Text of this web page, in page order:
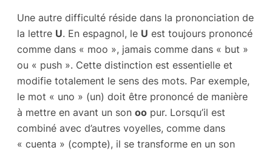
Une autre difficulté réside dans la prononciation de
la lettre U. En espagnol, le U est toujours prononcé
comme dans « moo », jamais comme dans « but »
ou « push ». Cette distinction est essentielle et
modifie totalement le sens des mots. Par exemple,
le mot « uno » (un) doit être prononcé de manière
à mettre en avant un son oo pur. Lorsqu’il est
combiné avec d’autres voyelles, comme dans
« cuenta » (compte), il se transforme en un son